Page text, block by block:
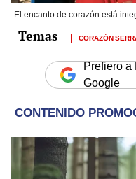
El encanto de corazón está
CORAZÓN
Prefiero a
Google